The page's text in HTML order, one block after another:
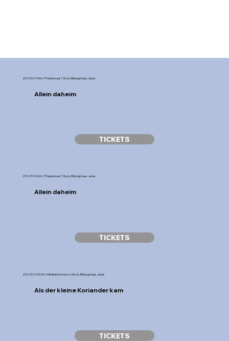
23.11.25 // 14 Uhr // Theatersaal, 1. Stock, Bildungshaus Jukas
Allein daheim
TICKETS
23.11.25 // 16 Uhr // Theatersaal, 1. Stock, Bildungshaus Jukas
Allein daheim
TICKETS
23.11.25 // 9.30 Uhr // Meditationsraum, 4. Stock, Bildungshaus Jukas
Als der kleine Koriander kam
TICKETS